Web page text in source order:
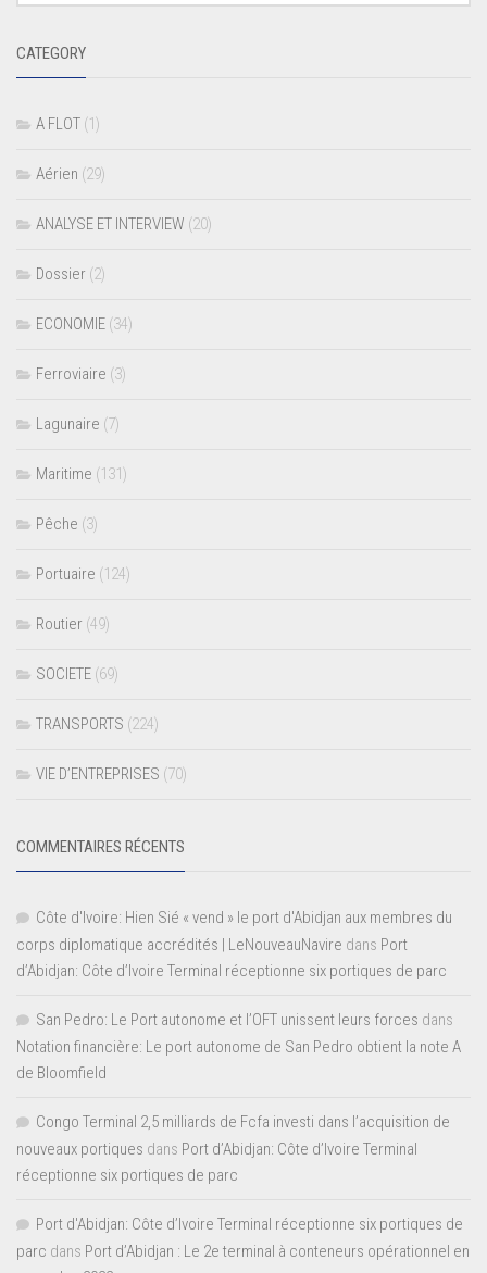
CATEGORY
A FLOT (1)
Aérien (29)
ANALYSE ET INTERVIEW (20)
Dossier (2)
ECONOMIE (34)
Ferroviaire (3)
Lagunaire (7)
Maritime (131)
Pêche (3)
Portuaire (124)
Routier (49)
SOCIETE (69)
TRANSPORTS (224)
VIE D’ENTREPRISES (70)
COMMENTAIRES RÉCENTS
Côte d'Ivoire: Hien Sié « vend » le port d'Abidjan aux membres du
corps diplomatique accrédités | LeNouveauNavire dans Port
d’Abidjan: Côte d’Ivoire Terminal réceptionne six portiques de parc
San Pedro: Le Port autonome et l’OFT unissent leurs forces dans
Notation financière: Le port autonome de San Pedro obtient la note A
de Bloomfield
Congo Terminal 2,5 milliards de Fcfa investi dans l’acquisition de
nouveaux portiques dans Port d’Abidjan: Côte d’Ivoire Terminal
réceptionne six portiques de parc
Port d'Abidjan: Côte d’Ivoire Terminal réceptionne six portiques de
parc dans Port d’Abidjan : Le 2e terminal à conteneurs opérationnel en